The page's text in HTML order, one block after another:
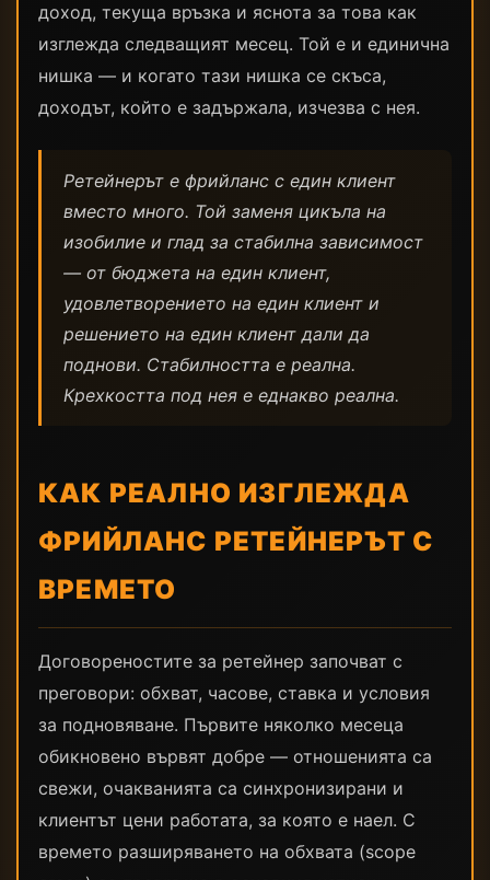
доход, текуща връзка и яснота за това как
изглежда следващият месец. Той е и единична
нишка — и когато тази нишка се скъса,
доходът, който е задържала, изчезва с нея.
Ретейнерът е фрийланс с един клиент
вместо много. Той заменя цикъла на
изобилие и глад за стабилна зависимост
— от бюджета на един клиент,
удовлетворението на един клиент и
решението на един клиент дали да
поднови. Стабилността е реална.
Крехкостта под нея е еднакво реална.
КАК РЕАЛНО ИЗГЛЕЖДА
ФРИЙЛАНС РЕТЕЙНЕРЪТ С
ВРЕМЕТО
Договореностите за ретейнер започват с
преговори: обхват, часове, ставка и условия
за подновяване. Първите няколко месеца
обикновено вървят добре — отношенията са
свежи, очакванията са синхронизирани и
клиентът цени работата, за която е наел. С
времето разширяването на обхвата (scope